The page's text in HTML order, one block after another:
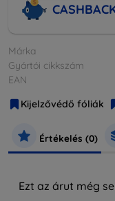
Márka
Gyártói cikkszám
EAN
Kijelzővédő fóliák
Értékelés (0)
Ezt az árut még